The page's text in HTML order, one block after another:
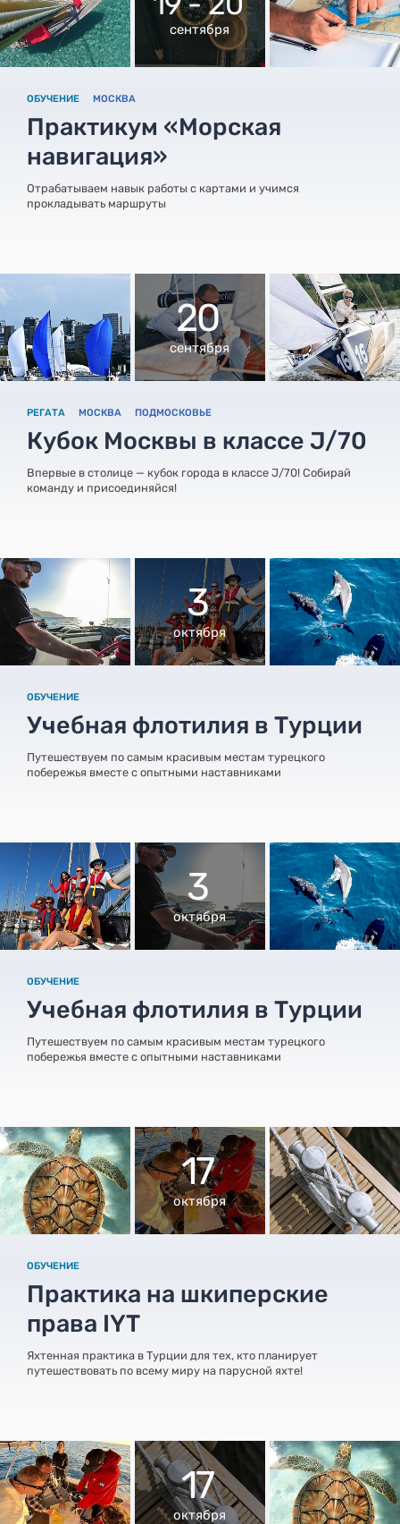
сентября
ОБУЧЕНИЕ МОСКВА
Практикум «Морская
навигация»
Отрабатываем навык работы с картами и учимся
прокладывать маршруты
20
сентября
РЕГАТА МОСКВА ПОДМОСКОВЬЕ
Кубок Москвы в классе J/70
Впервые в столице — кубок города в классе J/70! Собирай
команду и присоединяйся!
3
октября
ОБУЧЕНИЕ
Учебная флотилия в Турции
Путешествуем по самым красивым местам турецкого
побережья вместе с опытными наставниками
3
октября
ОБУЧЕНИЕ
Учебная флотилия в Турции
Путешествуем по самым красивым местам турецкого
побережья вместе с опытными наставниками
17
октября
ОБУЧЕНИЕ
Практика на шкиперские
права IYT
Яхтенная практика в Турции для тех, кто планирует
путешествовать по всему миру на парусной яхте!
17
октября